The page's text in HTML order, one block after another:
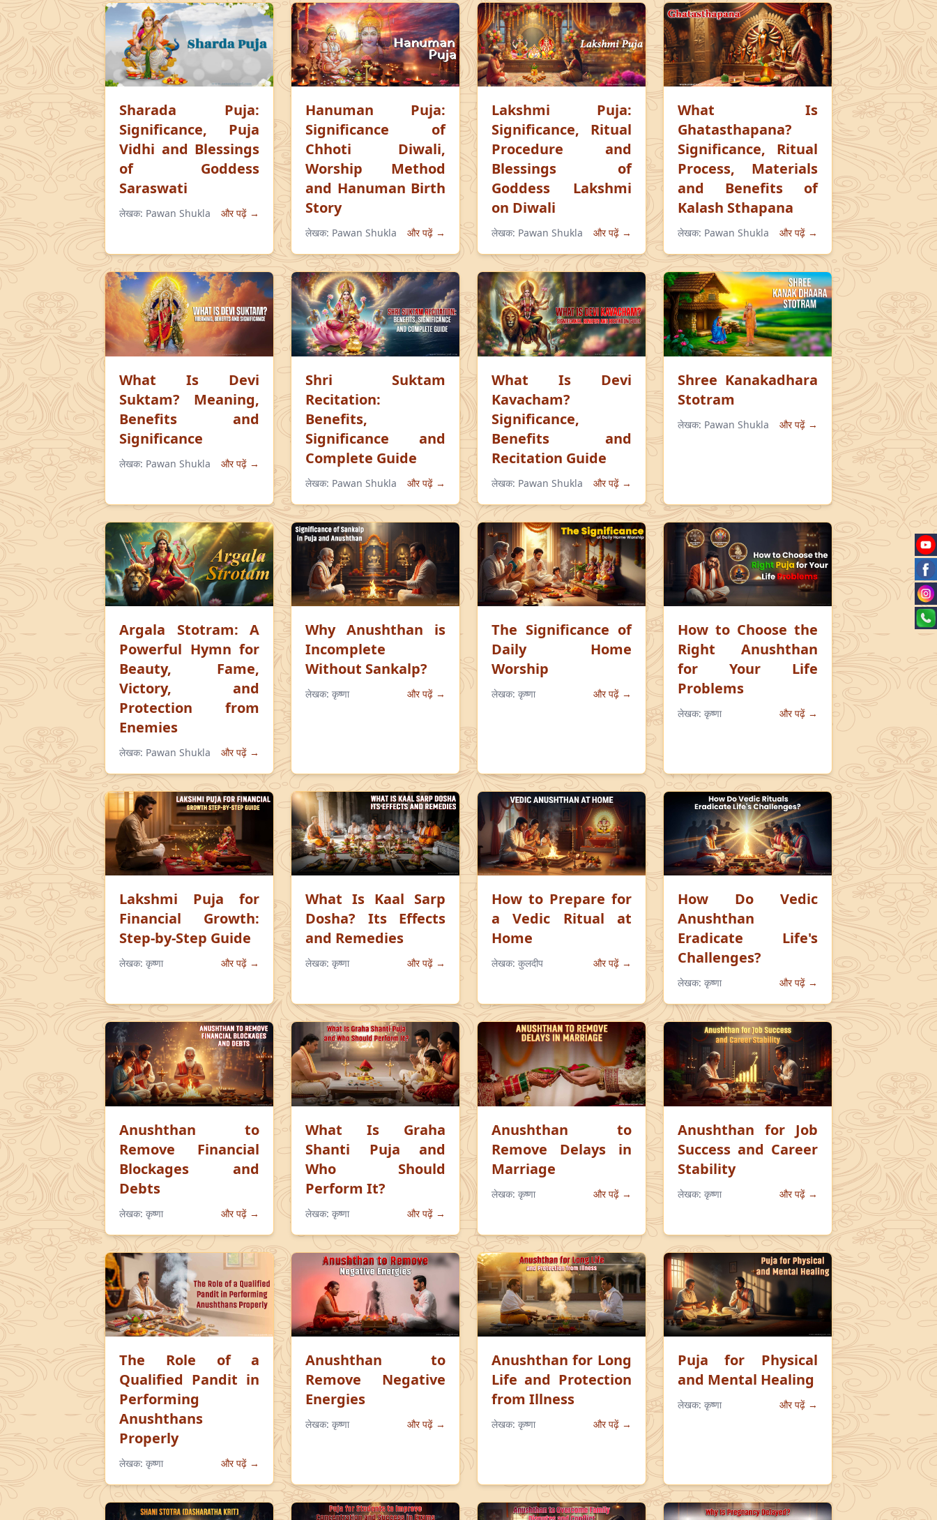
Sharada Puja:
Significance, Puja
Vidhi and Blessings
of Goddess
Saraswati
लेखक: Pawan Shukla और पढ़ें →
Hanuman Puja:
Significance of
Chhoti Diwali,
Worship Method
and Hanuman Birth
Story
लेखक: Pawan Shukla और पढ़ें →
Lakshmi Puja:
Significance, Ritual
Procedure and
Blessings of
Goddess Lakshmi
on Diwali
लेखक: Pawan Shukla और पढ़ें →
What Is
Ghatasthapana?
Significance, Ritual
Process, Materials
and Benefits of
Kalash Sthapana
लेखक: Pawan Shukla और पढ़ें →
What Is Devi
Suktam? Meaning,
Benefits and
Significance
लेखक: Pawan Shukla और पढ़ें →
Shri Suktam
Recitation:
Benefits,
Significance and
Complete Guide
लेखक: Pawan Shukla और पढ़ें →
What Is Devi
Kavacham?
Significance,
Benefits and
Recitation Guide
लेखक: Pawan Shukla और पढ़ें →
Shree Kanakadhara
Stotram
लेखक: Pawan Shukla और पढ़ें →
Argala Stotram: A
Powerful Hymn for
Beauty, Fame,
Victory, and
Protection from
Enemies
लेखक: Pawan Shukla और पढ़ें →
Why Anushthan is
Incomplete
Without Sankalp?
लेखक:कृष्णा और पढ़ें →
The Significance of
Daily Home
Worship
लेखक: कृष्णा और पढ़ें →
How to Choose the
Right Anushthan
for Your Life
Problems
लेखक: कृष्णा और पढ़ें →
Lakshmi Puja for
Financial Growth:
Step-by-Step Guide
लेखक:कृष्णा और पढ़ें →
What Is Kaal Sarp
Dosha? Its Effects
and Remedies
लेखक:कृष्णा और पढ़ें →
How to Prepare for
a Vedic Ritual at
Home
लेखक: कुलदीप और पढ़ें →
How Do Vedic
Anushthan
Eradicate Life's
Challenges?
लेखक: कृष्णा और पढ़ें →
Anushthan to
Remove Financial
Blockages and
Debts
लेखक:कृष्णा और पढ़ें →
What Is Graha
Shanti Puja and
Who Should
Perform It?
लेखक:कृष्णा और पढ़ें →
Anushthan to
Remove Delays in
Marriage
लेखक: कृष्णा और पढ़ें →
Anushthan for Job
Success and Career
Stability
लेखक: कृष्णा और पढ़ें →
The Role of a
Qualified Pandit in
Performing
Anushthans
Properly
लेखक:कृष्णा और पढ़ें →
Anushthan to
Remove Negative
Energies
लेखक:कृष्णा और पढ़ें →
Anushthan for Long
Life and Protection
from Illness
लेखक: कृष्णा और पढ़ें →
Puja for Physical
and Mental Healing
लेखक: कृष्णा और पढ़ें →